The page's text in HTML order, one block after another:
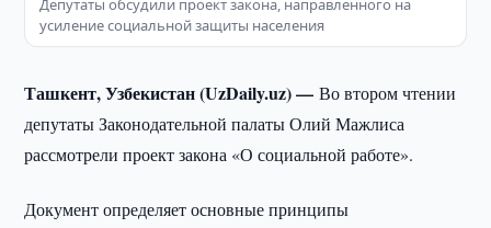
Депутаты обсудили проект закона, направленного на
усиление социальной защиты населения
Ташкент, Узбекистан (UzDaily.uz) —Во втором чтении
депутаты Законодательной палаты Олий Мажлиса
рассмотрели проект закона «О социальной работе».
Документ определяет основные принципы